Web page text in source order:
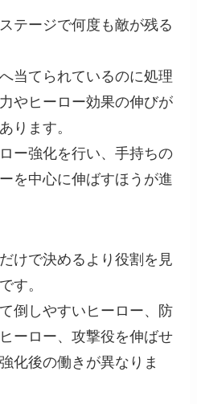
テージで何度も敵が残る
当てられているのに処理
やヒーロー効果の伸びが
ります。
ー強化を行い、手持ちの
を中心に伸ばすほうが進
けで決めるより役割を見
す。
倒しやすいヒーロー、防
ーロー、攻撃役を伸ばせ
化後の働きが異なりま